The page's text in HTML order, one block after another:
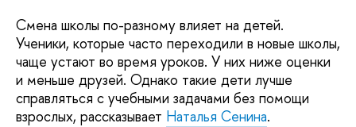
Смена школы по-разному влияет на детей.
Ученики, которые часто переходили в новые школы,
чаще устают во время уроков. У них ниже оценки
и меньше друзей. Однако такие дети лучше
справляться с учебными задачами без помощи
взрослых, рассказывает Наталья Сенина.